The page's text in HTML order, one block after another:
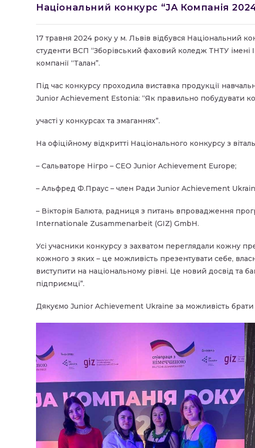
Національний конкурс “JA Компанія
17 травня 2024 року у м. Львів відбувся Національний
студенти ВСП “Зборівський фаховий коледж ТНТУ імені
компанії “Талан”.
Під час конкурсу проходила виставка продукції
Junior Achievement Estonia: “Як правильно побудувати
участі у конкурсах та змаганнях”.
На офіційному відкритті Національного конкурсу з
– Сальваторе Нігро – СЕО Junior Achievement Europe;
– Альфред Ф.Праус – член Ради Junior Achievement
– Вікторія Балюта, радниця з питань впровадження
Internationale Zusammenarbeit (GIZ) GmbH.
Усі учасники конкурсу з захватом переглядали кожну
кожного з яких – це можливість презентувати себе,
виступити на національному рівні. Це новий досвід та
підприємці”.
Дякуємо Junior Achievement Ukraine за можливість брати